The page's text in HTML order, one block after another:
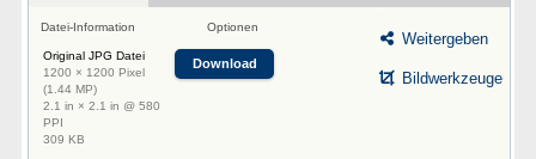
Datei-Information Optionen
Original JPG Datei
1200 × 1200 Pixel
(1.44 MP)
2.1 in × 2.1 in @ 580
PPI
309 KB
Download
Weitergeben
Bildwerkzeuge